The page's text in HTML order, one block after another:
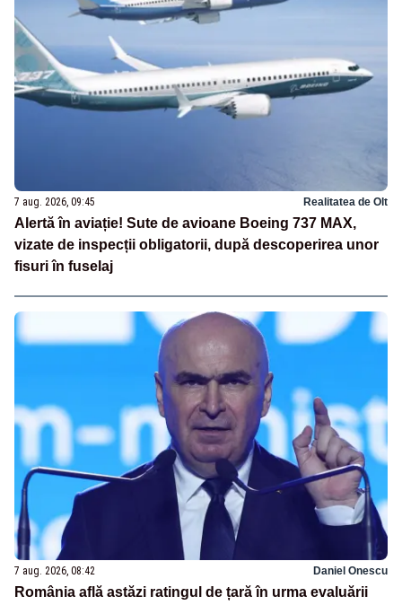
7 aug. 2026, 09:45 Realitatea de Olt
Alertă în aviație! Sute de avioane Boeing 737 MAX,
vizate de inspecții obligatorii, după descoperirea unor
fisuri în fuselaj
7 aug. 2026, 08:42 Daniel Onescu
România află astăzi ratingul de țară în urma evaluării